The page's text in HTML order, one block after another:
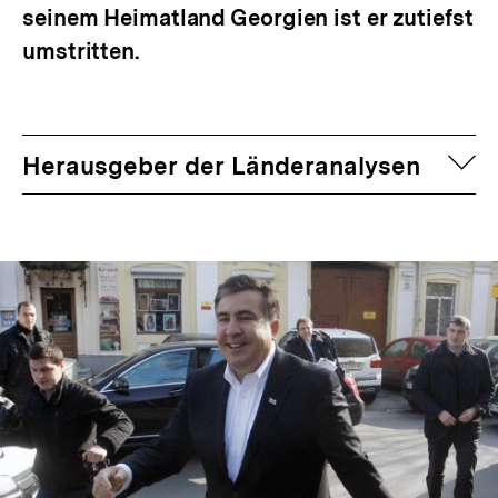
seinem Heimatland Georgien ist er zutiefst
umstritten.
Herausgeber der Länderanalysen